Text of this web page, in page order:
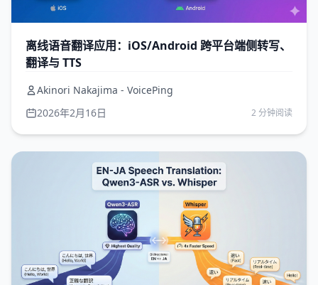
离线语音翻译应用：iOS/Android 跨平台端侧转写、
翻译与 TTS
Akinori Nakajima - VoicePing
2026年2月16日
2 分钟阅读